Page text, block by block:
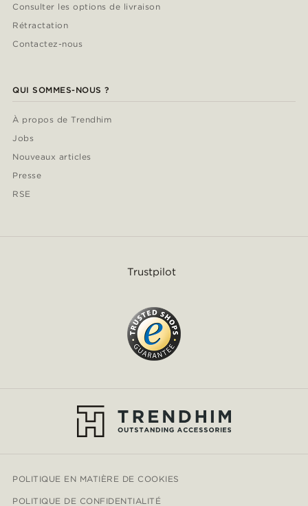
Consulter les options de livraison
Rétractation
Contactez-nous
QUI SOMMES-NOUS ?
À propos de Trendhim
Jobs
Nouveaux articles
Presse
RSE
Trustpilot
POLITIQUE EN MATIÈRE DE COOKIES
POLITIQUE DE CONFIDENTIALITÉ